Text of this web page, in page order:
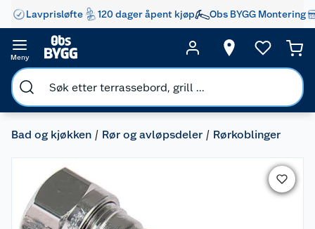
Lavprisløfte 120 dager åpent kjøp Obs BYGG Montering
Meny
Bad og kjøkken Rør og avløpsdeler Rørkoblinger